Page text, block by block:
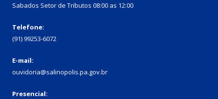
Sabados Setor de Tributos 08:00 as 12:00
Telefone:
(91) 99253-6072
E-mail:
ouvidoria@salinopolis.pa.gov.br
Presencial: